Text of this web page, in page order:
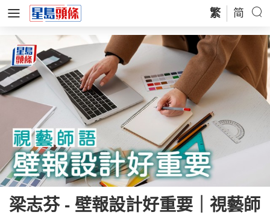
繁 简
梁志芬 - 壁報設計好重要｜視藝師